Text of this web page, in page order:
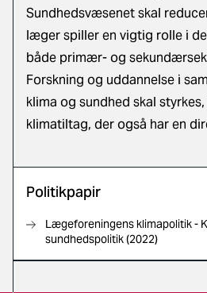
Sundhedsvæsenet skal
læger spiller en vigtig rolle i
både primær- og
Forskning og uddannelse i
klima og sundhed skal
klimatiltag, der også har en
Politikpapir
Lægeforeningens klimapolitik -
sundhedspolitik (2022)